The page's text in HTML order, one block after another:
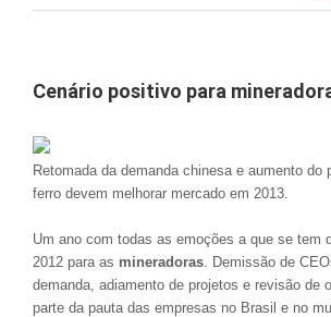
Cenário positivo para
Retomada da demanda chinesa e aumento do
ferro devem melhorar mercado em 2013.
Um ano com todas as emoções a que se tem
2012 para as mineradoras. Demissão de
demanda, adiamento de projetos e revisão de
parte da pauta das empresas no Brasil e no